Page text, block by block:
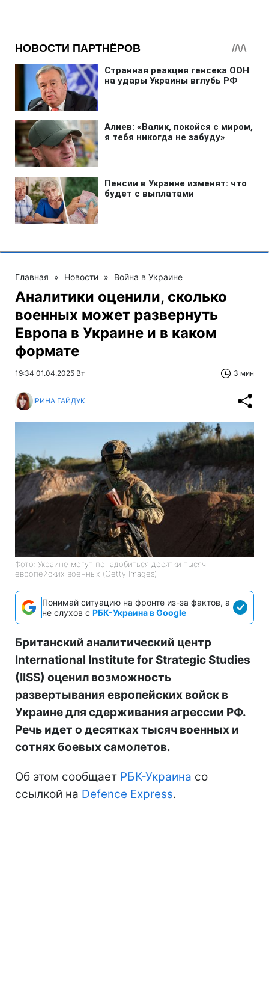
Главная » Новости » Война в Украине
Аналитики оценили, сколько
военных может развернуть
Европа в Украине и в каком
формате
19:34 01.04.2025 Вт 3 мин
ІРИНА ГАЙДУК
Фото: Украине могут понадобиться десятки тысяч
европейских военных (Getty Images)
Понимай ситуацию на фронте из-за фактов, а
не слухов с РБК-Украина в Google
Британский аналитический центр
International Institute for Strategic Studies
(IISS) оценил возможность
развертывания европейских войск в
Украине для сдерживания агрессии РФ.
Речь идет о десятках тысяч военных и
сотнях боевых самолетов.
Об этом сообщает РБК-Украина со
ссылкой на Defence Express.